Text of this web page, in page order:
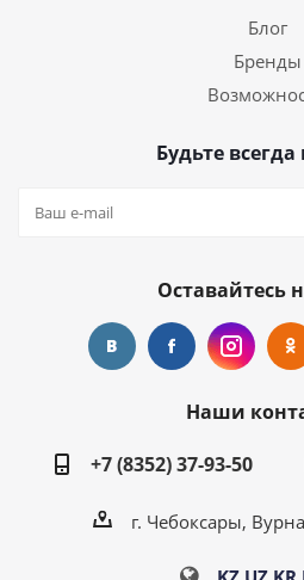
Блог
Бренды
Будьте всегда
Оставайтесь
Наши
+7 (8352) 37-93-50
г. Чебоксары,